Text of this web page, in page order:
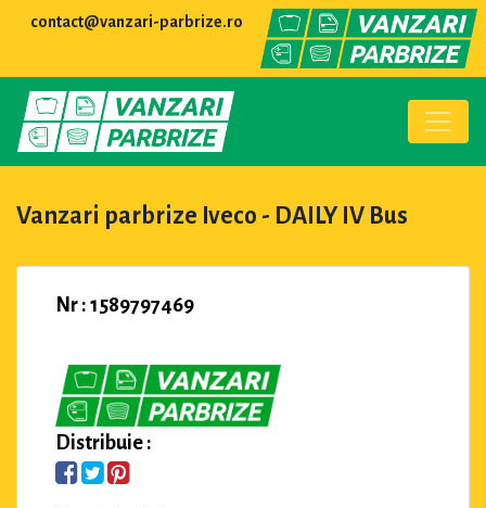
contact@vanzari-parbrize.ro
Vanzari parbrize Iveco - DAILY IV Bus
Nr : 1589797469
Distribuie :